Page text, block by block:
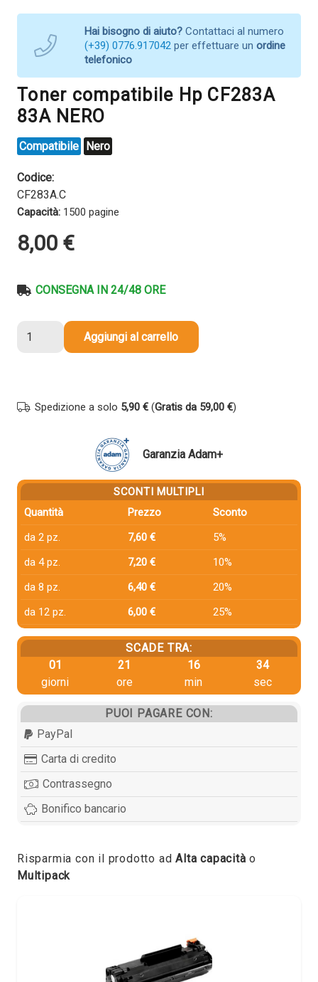
Hai bisogno di aiuto? Contattaci al numero
(+39) 0776.917042 per effettuare un ordine
telefonico
Toner compatibile Hp CF283A
83A NERO
Compatibile Nero
Codice:
CF283A.C
Capacità: 1500 pagine
8,00 €
CONSEGNA IN 24/48 ORE
compatibile
NERO
Aggiungi al carrello
Spedizione a solo 5,90 € (Gratis da 59,00 €)
Garanzia Adam+
SCONTI MULTIPLI
Quantità
Prezzo
Sconto
da 2 pz.
7,60 €
5%
da 4 pz.
7,20 €
10%
da 8 pz.
6,40 €
20%
da 12 pz.
6,00 € 25%
SCADE TRA:
01
giorni
21
ore
16
min
33
sec
PUOI PAGARE CON:
PayPal
Carta di credito
Contrassegno
Bonifico bancario
Risparmia con il prodotto adAlta capacità o
Multipack